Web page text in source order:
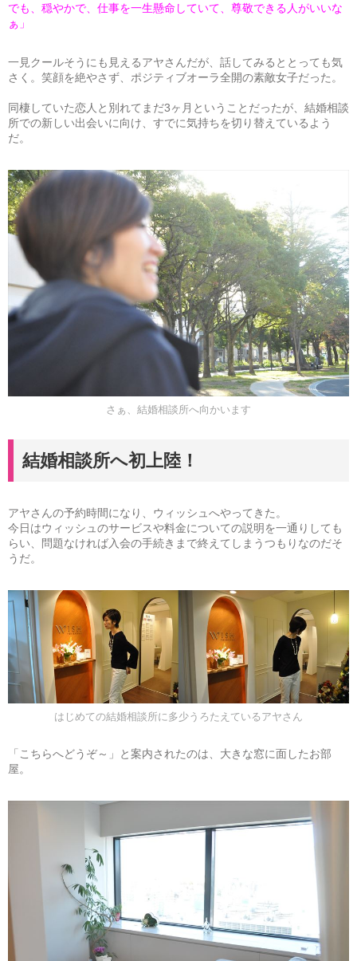
でも、穏やかで、仕事を一生懸命していて、尊敬できる人がいいな
ぁ」
一見クールそうにも見えるアヤさんだが、話してみるととっても気
さく。笑顔を絶やさず、ポジティブオーラ全開の素敵女子だった。
同棲していた恋人と別れてまだ3ヶ月ということだったが、結婚相談
所での新しい出会いに向け、すでに気持ちを切り替えているよう
だ。
さぁ、結婚相談所へ向かいます
結婚相談所へ初上陸！
アヤさんの予約時間になり、ウィッシュへやってきた。
今日はウィッシュのサービスや料金についての説明を一通りしても
らい、問題なければ入会の手続きまで終えてしまうつもりなのだそ
うだ。
はじめての結婚相談所に多少うろたえているアヤさん
「こちらへどうぞ～」と案内されたのは、大きな窓に面したお部
屋。